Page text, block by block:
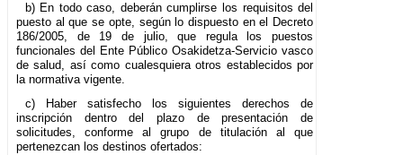
b) En todo caso, deberán cumplirse los requisitos del
puesto al que se opte, según lo dispuesto en el Decreto
186/2005, de 19 de julio, que regula los puestos
funcionales del Ente Público Osakidetza-Servicio vasco
de salud, así como cualesquiera otros establecidos por
la normativa vigente.
c) Haber satisfecho los siguientes derechos de
inscripción dentro del plazo de presentación de
solicitudes, conforme al grupo de titulación al que
pertenezcan los destinos ofertados: